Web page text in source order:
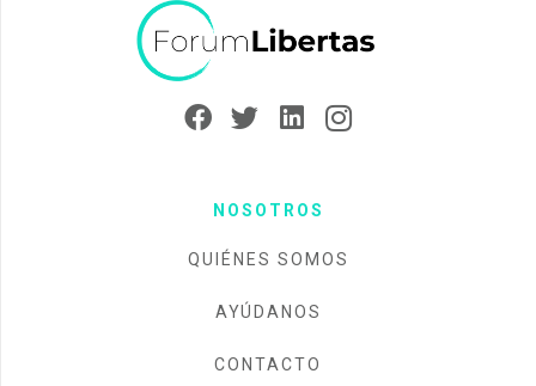
NOSOTROS
QUIÉNES SOMOS
AYÚDANOS
CONTACTO